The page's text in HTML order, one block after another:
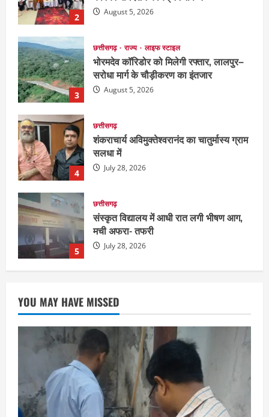
3 August 5, 2026
4
छत्तीसगढ़
शंकराचार्य अविमुक्तेश्वरानंद का चातुर्मास्य ग्राम
सलधा में
July 28, 2026
5
छत्तीसगढ़
संस्कृत विद्यालय में आधी रात लगी भीषण आग,
मची अफरा- तफरी
July 28, 2026
1
दुनिया राज्य
ग्रेटर नोएडा में दूषित पानी पीने से 100 से ज्यादा
लोग बीमार
August 6, 2026
2
रायपुर में “लक्ष्य” द्वारा भव्य प्रतिभा सम्मान एवं
करियर मार्गदर्शन कार्यक्रम संपन्न
3
छत्तीसगढ़ राज्य लाइफ स्टाइल
भोरमदेव कॉरिडोर को मिलेगी रफ्तार, लालपुर–
सरोधा मार्ग के चौड़ीकरण का इंतजार
August 5, 2026
YOU MAY HAVE MISSED